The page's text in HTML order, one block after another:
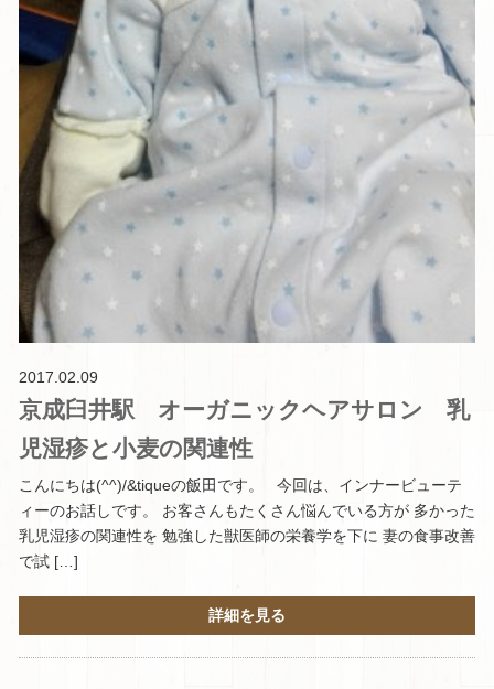
2017.02.09
京成臼井駅 オーガニックヘアサロン 乳
児湿疹と小麦の関連性
こんにちは(^^)/&tiqueの飯田です。 今回は、インナービューテ
ィーのお話しです。 お客さんもたくさん悩んでいる方が 多かった
乳児湿疹の関連性を 勉強した獣医師の栄養学を下に 妻の食事改善
で試 […]
詳細を見る